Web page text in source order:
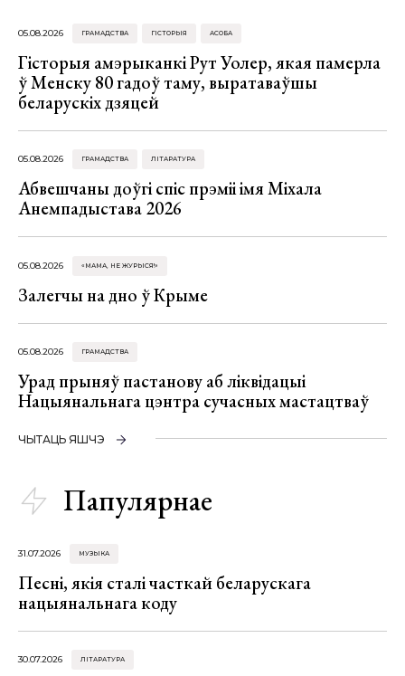
05.08.2026 ГРАМАДСТВА ГІСТОРЫЯ АСОБА
Гісторыя амэрыканкі Рут Уолер, якая памерла
ў Менску 80 гадоў таму, выратаваўшы
беларускіх дзяцей
05.08.2026 ГРАМАДСТВА ЛІТАРАТУРА
Абвешчаны доўгі спіс прэміі імя Міхала
Анемпадыстава 2026
05.08.2026 «МАМА, НЕ ЖУРЫСЯ!»
Залегчы на дно ў Крыме
05.08.2026 ГРАМАДСТВА
Урад прыняў пастанову аб ліквідацыі
Нацыянальнага цэнтра сучасных мастацтваў
ЧЫТАЦЬ ЯШЧЭ
Папулярнае
31.07.2026 МУЗЫКА
Песні, якія сталі часткай беларускага
нацыянальнага коду
30.07.2026 ЛІТАРАТУРА